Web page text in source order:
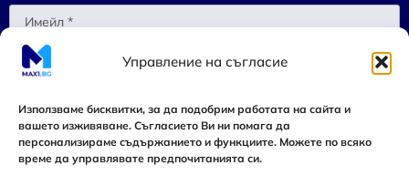
Управление на съгласие
Използваме бисквитки, за да подобрим работата на сайта и
вашето изживяване. Съгласието Ви ни помага да
персонализираме съдържанието и функциите. Можете по всяко
време да управлявате предпочитанията си.
С натискането на бутона “Изпрати”, потвърждавам че съм
MAX1.BG.
Изпрати